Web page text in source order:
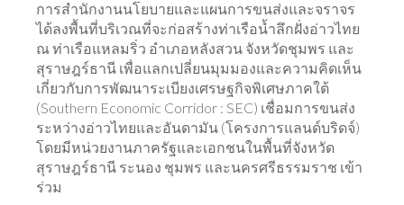
การสำนักงานนโยบายและแผนการขนส่งและจราจร
ได้ลงพื้นที่บริเวณที่จะก่อสร้างท่าเรือน้ำลึกฝั่งอ่าวไทย
ณ ท่าเรือแหลมริ่ว อำเภอหลังสวน จังหวัดชุมพร และ
สุราษฎร์ธานี เพื่อแลกเปลี่ยนมุมมองและความคิดเห็น
เกี่ยวกับการพัฒนาระเบียงเศรษฐกิจพิเศษภาคใต้
(Southern Economic Corridor : SEC) เชื่อมการขนส่ง
ระหว่างอ่าวไทยและอันดามัน (โครงการแลนด์บริดจ์)
โดยมีหน่วยงานภาครัฐและเอกชนในพื้นที่จังหวัด
สุราษฎร์ธานี ระนอง ชุมพร และนครศรีธรรมราช เข้า
ร่วม